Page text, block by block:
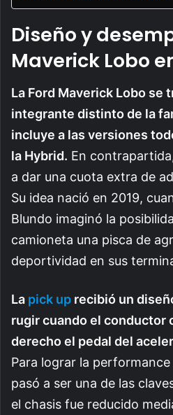
Diseño y
Maverick Lobo
La Ford Maverick Lobo se
integrante distinto de la
incluye a las versiones
la Hybrid. En
a dar una cuota extra de
Su idea nació en 2019,
Blundo imaginó la
camioneta una pisca de
deportividad en sus
La pick up recibió un
rugir cuando el conductor
derecho el pedal del
Para lograr la
pasó a ser una de las
el chasis fue reducido